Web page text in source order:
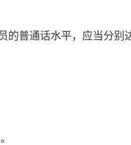
的普通话水平，应当分别